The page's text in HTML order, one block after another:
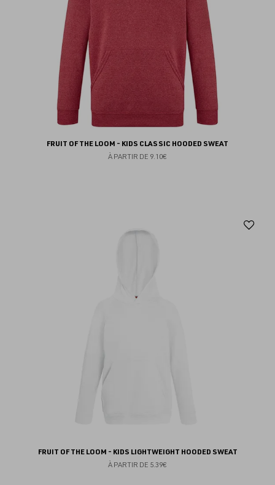
FRUIT OF THE LOOM - KIDS CLASSIC HOODED SWEAT
À PARTIR DE 9.10€
FRUIT OF THE LOOM - KIDS LIGHTWEIGHT HOODED SWEAT
À PARTIR DE 5.39€